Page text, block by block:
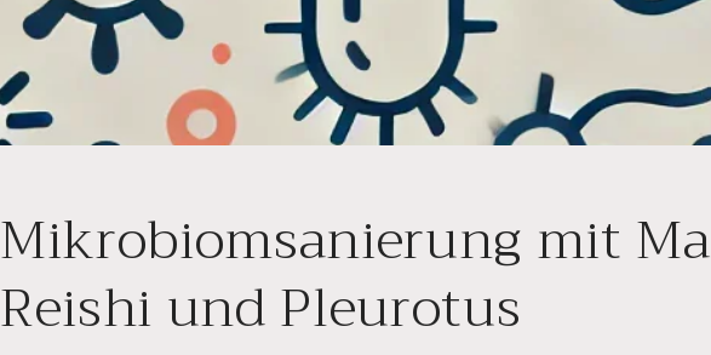
Mikrobiomsanierung mit
Reishi und Pleurotus